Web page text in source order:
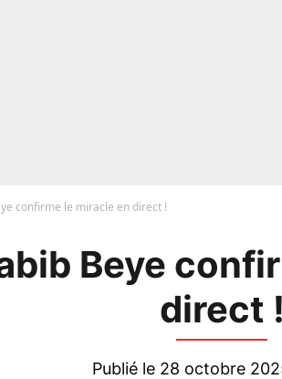
confirme le miracle en direct !
Beye
direct !
Publié le 28 octobre